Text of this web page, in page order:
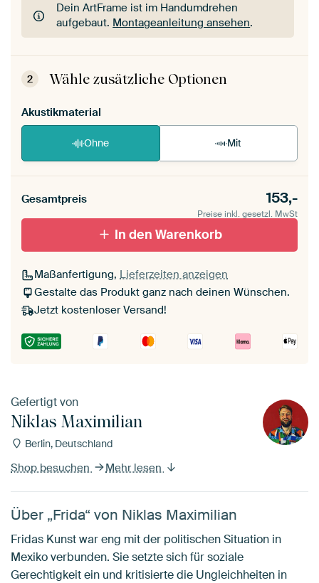
Dein ArtFrame ist im Handumdrehen
aufgebaut. Montageanleitung ansehen.
Dein ArtFrame ist im Handumdrehen
aufgebaut.Montageanleitung ansehen
2 Wähle zusätzliche Optionen
Akustikmaterial
Ohne Mit
Gesamtpreis 153,-
Preise inkl. gesetzl. MwSt
In den Warenkorb
Maßanfertigung, Lieferzeiten anzeigen
Gestalte das Produkt ganz nach deinen Wünschen.
Jetzt kostenloser Versand!
Gefertigt von
Niklas Maximilian
Berlin, Deutschland
Shop besuchen Mehr lesen
Über „Frida“ von Niklas Maximilian
Fridas Kunst war eng mit der politischen Situation in
Mexiko verbunden. Sie setzte sich für soziale
Gerechtigkeit ein und kritisierte die Ungleichheiten in